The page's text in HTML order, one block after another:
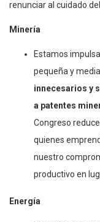
renunciar al cuidado
Minería
Estamos
pequeña y
innecesarios y
a patentes
Congreso
quienes
nuestro
productivo en
Energía